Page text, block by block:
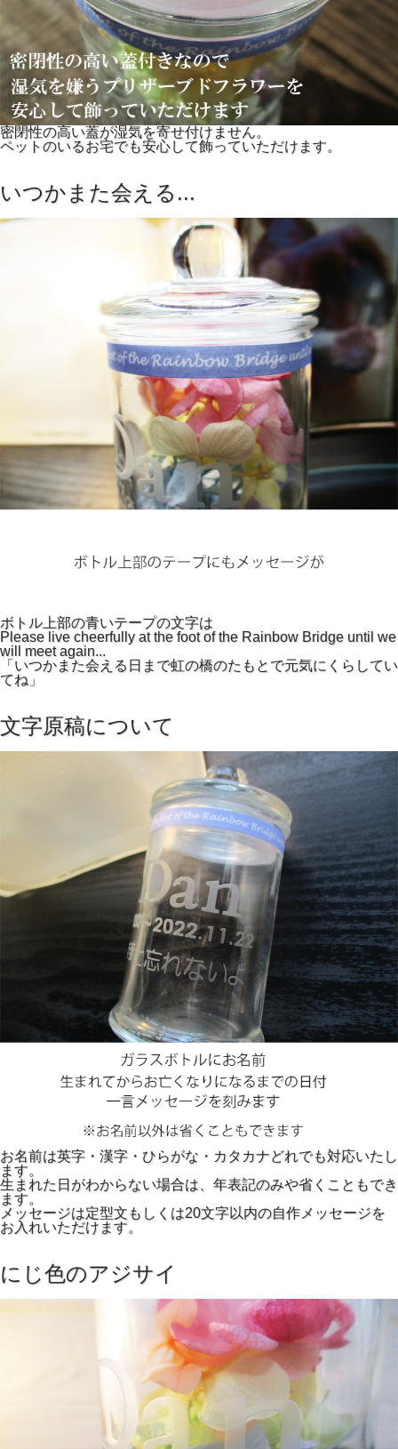
密閉性の高い蓋が湿気を寄せ付けません。
ペットのいるお宅でも安心して飾っていただけます。
いつかまた会える...
ボトル上部の青いテープの文字は
Please live cheerfully at the foot of the Rainbow Bridge until we
will meet again...
「いつかまた会える日まで虹の橋のたもとで元気にくらしてい
てね」
文字原稿について
お名前は英字・漢字・ひらがな・カタカナどれでも対応いたし
ます。
生まれた日がわからない場合は、年表記のみや省くこともでき
ます。
メッセージは定型文もしくは20文字以内の自作メッセージを
お入れいただけます。
にじ色のアジサイ